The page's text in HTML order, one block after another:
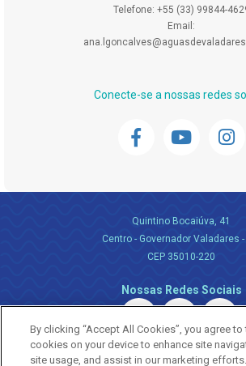
Telefone: +55 (33) 99844-
Email:
Conecte-se a nossas redes
Quintino Bocaiúva, 41
Centro - Governador Valadares -
CEP 35010-220
Nossas Redes Sociais
By clicking “Accept All Cookies”, you agree
cookies on your device to enhance site
site usage, and assist in our marketing efforts.